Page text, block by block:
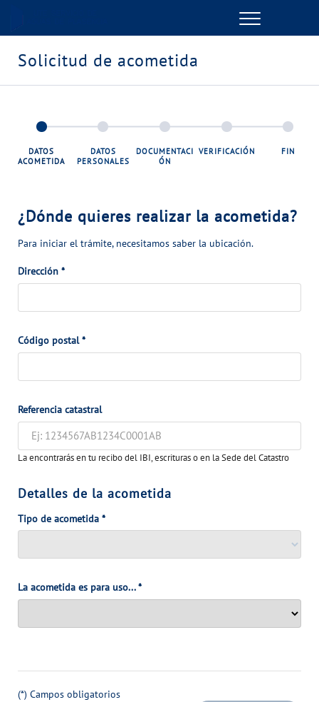
Menu
GESTIONES ONLINE
TU SERVICIO
TU AGUA
VER TODAS LAS GESTIONES
CONÓCENOS
VER TODAS LAS GESTIONES
Solicitud de acometida
DATOS
ACOMETIDA
DATOS
PERSONALES
DOCUMENTACI
ÓN
VERIFICACIÓN FIN
¿Dónde quieres realizar la acometida?
Para iniciar el trámite, necesitamos saber la ubicación.
Dirección *
Código postal*
Referencia catastral
La encontrarás en tu recibo del IBI, escrituras o en la Sede del Catastro
Detalles de la acometida
Tipo de acometida *
La acometida es para uso...*
(*) Campos obligatorios